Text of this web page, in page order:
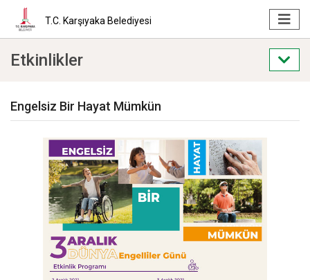
T.C. Karşıyaka Belediyesi
Etkinlikler
Engelsiz Bir Hayat Mümkün